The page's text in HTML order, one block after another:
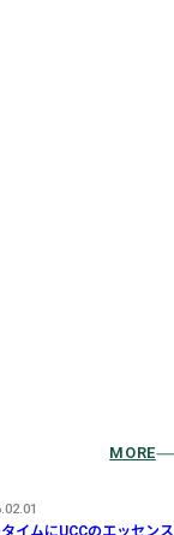
MORE
イムにUCCのエッセンス